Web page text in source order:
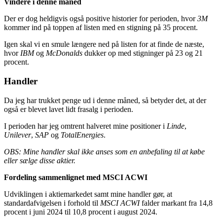
Vindere i denne måned
Der er dog heldigvis også positive historier for perioden, hvor3M
kommer ind på toppen af listen med en stigning på 35 procent.
Igen skal vi en smule længere ned på listen for at finde de næste,
hvor IBMog McDonalds dukker op med stigninger på 23 og 21
procent.
Handler
Da jeg har trukket penge ud i denne måned, så betyder det, at der
også er blevet lavet lidt frasalg i perioden.
I perioden har jeg omtrent halveret mine positioner i Linde,
Unilever, SAP og TotalEnergies.
OBS: Mine handler skal ikke anses som en anbefaling til at købe
eller sælge disse aktier.
Fordeling sammenlignet med MSCI ACWI
Udviklingen i aktiemarkedet samt mine handler gør, at
standardafvigelsen i forhold til MSCI ACWIfalder markant fra 14,8
procent i juni 2024 til 10,8 procent i august 2024.